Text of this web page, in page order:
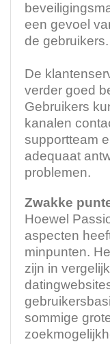
een gevoel
de gebruikers.
De
verder goed
Gebruikers
kanalen
supportteam
adequaat
problemen.
Zwakke
Hoewel
aspecten
minpunten.
zijn in
sommige